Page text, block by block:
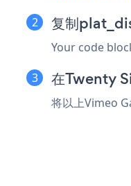
复制
Your code
在Twenty
将以上Vimeo